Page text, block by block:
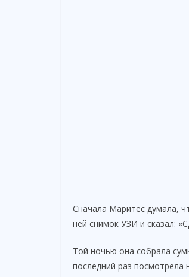
Сначала Маритес думала,
ней снимок УЗИ и сказал:
Той ночью она собрала
последний раз посмотрела